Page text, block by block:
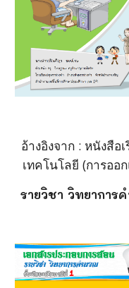
อ้างอิงจาก : หนังสื
เทคโนโลยี (การออ
รายวิชา วิทยาการ